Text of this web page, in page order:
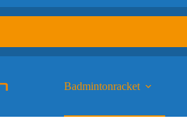
Badmintonracket